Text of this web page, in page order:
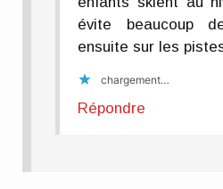
évite beaucoup
ensuite sur les
chargement…
Répondre